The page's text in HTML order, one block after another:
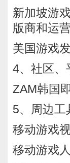
新加坡游
版商和运
美国游戏
4、社区、
ZAM韩国
5、周边工
移动游戏
移动游戏